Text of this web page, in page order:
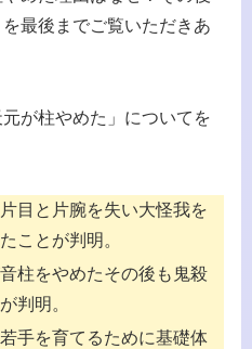
最後までご覧いただきあ
が柱やめた」についてを
目と片腕を失い大怪我を
ことが判明。
柱をやめたその後も鬼殺
判明。
手を育てるために基礎体